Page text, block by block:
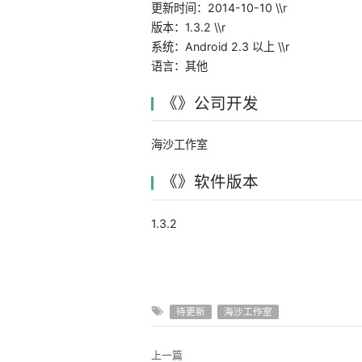
更新时间：2014-10-10 \\r
版本：1.3.2 \\r
系统：Android 2.3 以上 \\r
语言：其他
《》公司开发
海沙工作室
《》软件版本
1.3.2
待更新 海沙工作室
上一篇